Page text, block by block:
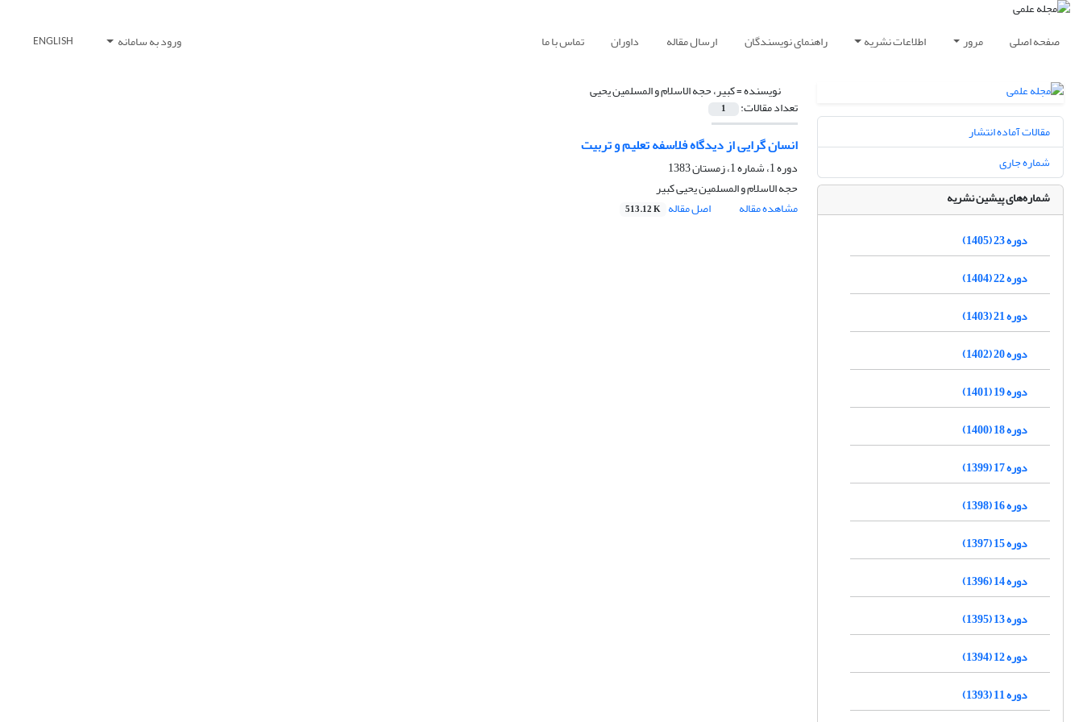
صفحه اصلی مرور اطلاعات نشریه راهنمای نویسندگان ارسال مقاله داوران تماس با ما ورود به سامانه ENGLISH
نویسنده =کبیر، حجه الاسلام و المسلمین یحیی
تعداد مقالات: 1
انسان گرایی از دیدگاه فلاسفه تعلیم و تربیت
دوره 1، شماره 1، زمستان 1383
حجه الاسلام و المسلمین یحیی کبیر
مشاهده مقاله
اصل مقاله 513.12 K
مقالات آماده انتشار
شماره جاری
شماره‌های پیشین نشریه
دوره 23 (1405)
دوره 22 (1404)
دوره 21 (1403)
دوره 20 (1402)
دوره 19 (1401)
دوره 18 (1400)
دوره 17 (1399)
دوره 16 (1398)
دوره 15 (1397)
دوره 14 (1396)
دوره 13 (1395)
دوره 12 (1394)
دوره 11 (1393)